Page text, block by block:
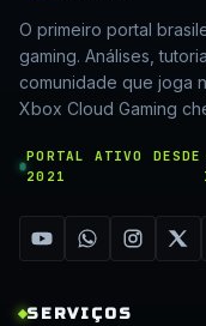
O primeiro portal
gaming. Análises,
comunidade que joga
Xbox Cloud Gaming
PORTAL ATIVO DESDE
2021
SERVIÇOS